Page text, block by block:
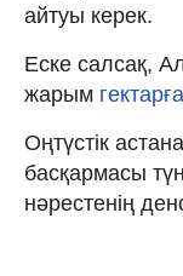
айтуы керек.
Еске салсақ,
жарым
Оңтүстік
басқармасы
нәрестенің